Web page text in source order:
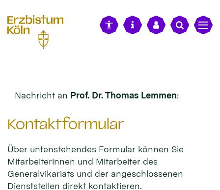
Nachricht an Prof. Dr. Thomas Lemmen:
Kontaktformular
Über untenstehendes Formular können Sie
Mitarbeiterinnen und Mitarbeiter des
Generalvikariats und der angeschlossenen
Dienststellen direkt kontaktieren.